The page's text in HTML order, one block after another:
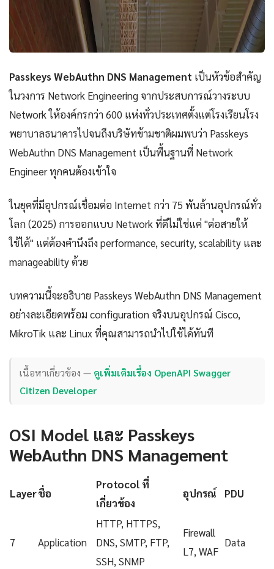
Passkeys WebAuthn DNS Management เป็นหัวข้อสำคัญ
ในวงการ Network Engineering จากประสบการณ์วางระบบ
Network ให้องค์กรกว่า 600 แห่งทั่วประเทศตั้งแต่โรงเรียนโรง
พยาบาลธนาคารไปจนถึงบริษัทข้ามชาติผมพบว่า Passkeys
WebAuthn DNS Management เป็นพื้นฐานที่ Network
Engineer ทุกคนต้องเข้าใจ
ในยุคที่มีอุปกรณ์เชื่อมต่อ Internet กว่า 75 พันล้านอุปกรณ์ทั่ว
โลก (2025) การออกแบบ Network ที่ดีไม่ใช่แค่ "ต่อสายให้
ใช้ได้" แต่ต้องคำนึงถึง performance, security, scalability และ
manageability ด้วย
บทความนี้จะอธิบาย Passkeys WebAuthn DNS Management
อย่างละเอียดพร้อม configuration จริงบนอุปกรณ์ Cisco,
MikroTik และ Linux ที่คุณสามารถนำไปใช้ได้ทันที
เนื้อหาเกี่ยวข้อง — ดูเพิ่มเติมเรื่อง OpenAPI Swagger
Citizen Developer
OSI Model และ Passkeys
WebAuthn DNS Management
Layerชื่อ
Protocol ที่
เกี่ยวข้อง
อุปกรณ์ PDU
7 Application
HTTP, HTTPS,
DNS, SMTP, FTP,
SSH, SNMP
Firewall
L7, WAF
Data